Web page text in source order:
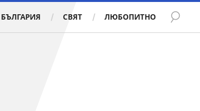
БЪЛГАРИЯ СВЯТ ЛЮБОПИТНО